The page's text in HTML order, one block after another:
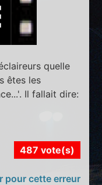
quelle
êtes les
Il fallait dire:
487 vote(s)
pour cette erreur